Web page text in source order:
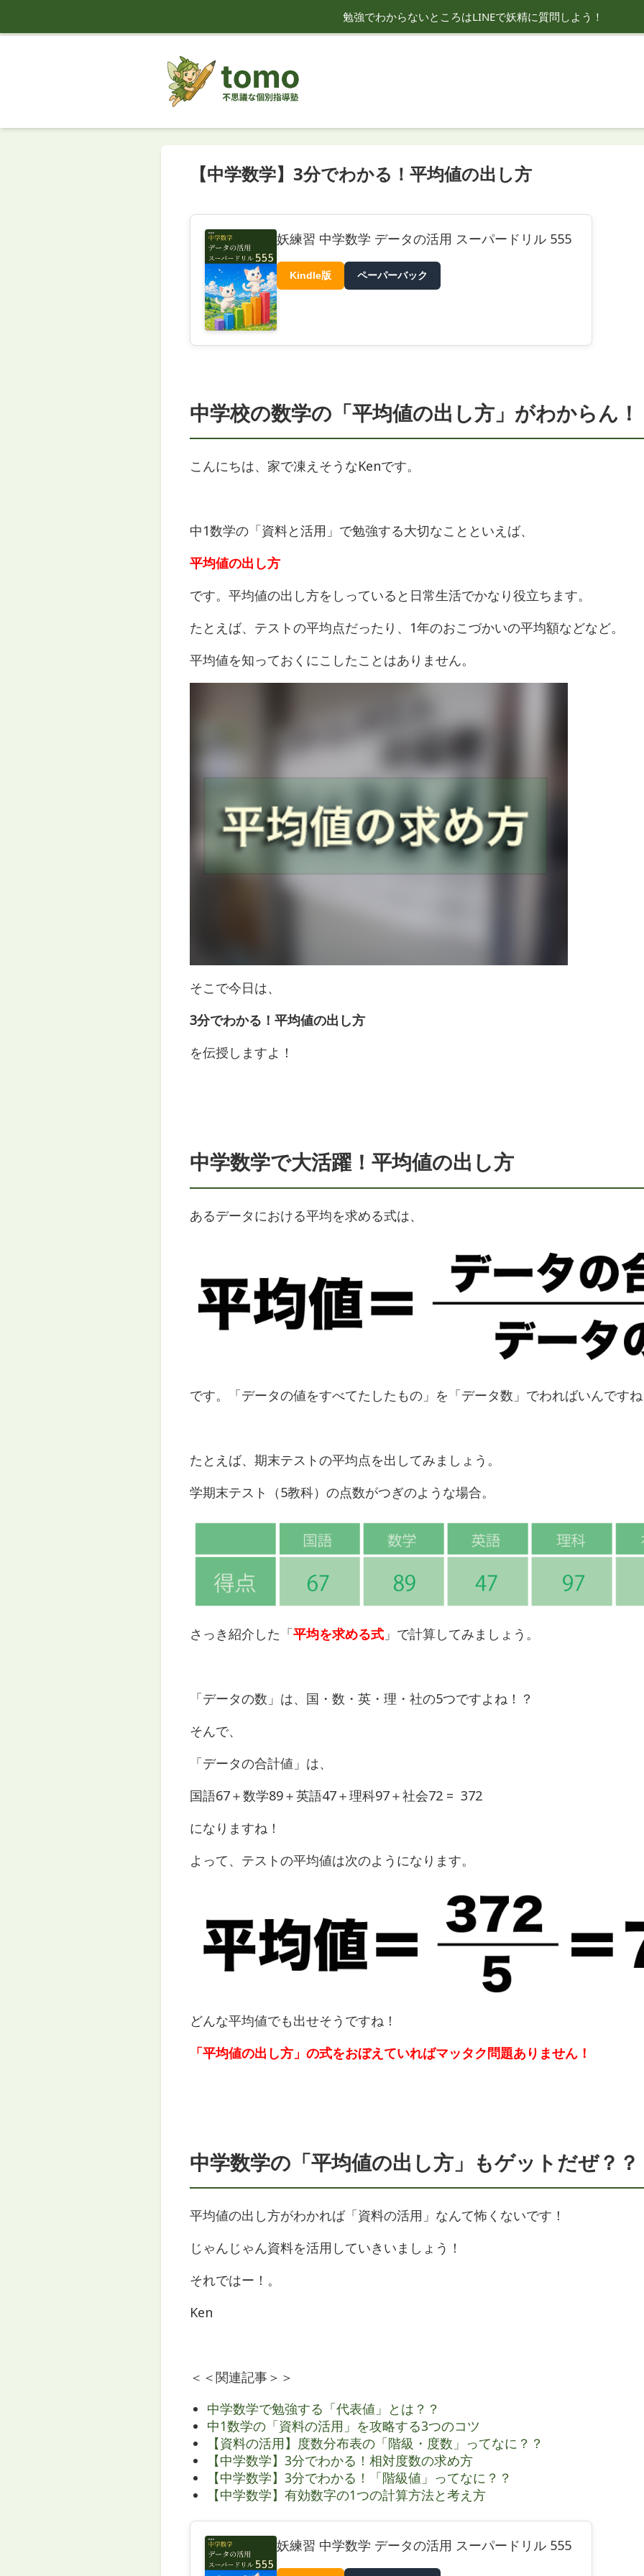
勉強でわからないところはLINEで妖精に質問しよう！
tomo
【中学数学】3分でわかる！平均値の出し方
妖練習 中学数学 データの活用 スーパードリル 555
Kindle版 ペーパーバック
中学校の数学の「平均値の出し方」がわからん！
こんにちは、家で凍えそうなKenです。
中1数学の「資料と活用」で勉強する大切なことといえば、
平均値の出し方
です。平均値の出し方をしっていると日常生活でかなり役立ちます。
たとえば、テストの平均点だったり、1年のおこづかいの平均額などなど。
平均値を知っておくにこしたことはありません。
そこで今日は、
3分でわかる！平均値の出し方
を伝授しますよ！
中学数学で大活躍！平均値の出し方
あるデータにおける平均を求める式は、
です。「データの値をすべてたしたもの」を「データ数」でわればいんです
たとえば、期末テストの平均点を出してみましょう。
学期末テスト（5教科）の点数がつぎのような場合。
さっき紹介した「平均を求める式 」で計算してみましょう。
「データの数」は、国・数・英・理・社の5つですよね！？
そんで、
「データの合計値」は、
国語67＋数学89＋英語47＋理科97＋社会72 = 372
になりますね！
よって、テストの平均値は次のようになります。
どんな平均値でも出せそうですね！
「平均値の出し方」の式をおぼえていればマッタク問題ありません！
中学数学の「平均値の出し方」もゲットだぜ？？
平均値の出し方がわかれば「資料の活用」なんて怖くないです！
じゃんじゃん資料を活用していきいましょう！
それではー！。
Ken
＜＜関連記事＞＞
中学数学で勉強する「代表値」とは？？
中1数学の「資料の活用」を攻略する3つのコツ
【資料の活用】度数分布表の「階級・度数」ってなに？？
【中学数学】3分でわかる！相対度数の求め方
【中学数学】3分でわかる！「階級値」ってなに？？
【中学数学】有効数字の1つの計算方法と考え方
妖練習 中学数学 データの活用 スーパードリル 555